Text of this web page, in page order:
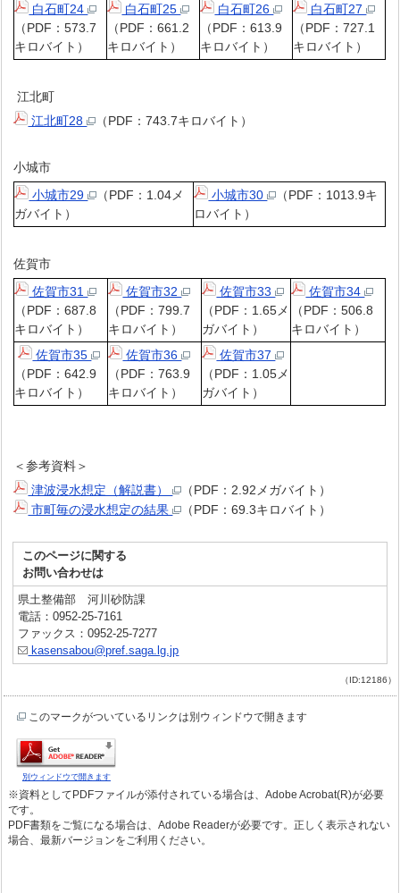
白石町24
（PDF：573.7
キロバイト）
白石町25
（PDF：661.2
キロバイト）
白石町26
（PDF：613.9
キロバイト）
白石町27
（PDF：727.1
キロバイト）
江北町
江北町28
（PDF：743.7キロバイト）
小城市
小城市29
（PDF：1.04メ
ガバイト）
小城市30
（PDF：1013.9キ
ロバイト）
佐賀市
佐賀市31
（PDF：687.8
キロバイト）
佐賀市32
（PDF：799.7
キロバイト）
佐賀市33
（PDF：1.65メ
ガバイト）
佐賀市34
（PDF：506.8
キロバイト）
佐賀市35
（PDF：642.9
キロバイト）
佐賀市36
（PDF：763.9
キロバイト）
佐賀市37
（PDF：1.05メ
ガバイト）
＜参考資料＞
津波浸水想定（解説書）
（PDF：2.92メガバイト）
市町毎の浸水想定の結果
（PDF：69.3キロバイト）
このページに関する
お問い合わせは
県土整備部 河川砂防課
電話：0952-25-7161
ファックス：0952-25-7277
kasensabou@pref.saga.lg.jp
（ID:12186）
このマークがついているリンクは別ウィンドウで開きます
別ウィンドウで開きます
※資料としてPDFファイルが添付されている場合は、Adobe Acrobat(R)が必要
です。
PDF書類をご覧になる場合は、Adobe Readerが必要です。正しく表示されない
場合、最新バージョンをご利用ください。